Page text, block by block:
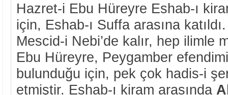
Hazret-i Ebu Hüreyre Eshab-ı
için, Eshab-ı Suffa arasına
Mescid-i Nebi’de kalır, hep ilimle
Ebu Hüreyre, Peygamber
bulunduğu için, pek çok hadis-i
etmiştir. Eshab-ı kiram arasında